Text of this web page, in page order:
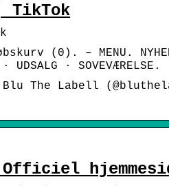
TikTok
(0). – MENU.
· SOVEVÆRELSE.
The Labell
Officiel